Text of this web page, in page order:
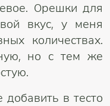
Орешки для
вкус, у меня
количествах.
но с тем же
в тесто